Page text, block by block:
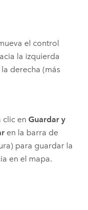
el control
la izquierda
derecha (más
clic en Guardar y
en la barra de
para guardar la
en el mapa.